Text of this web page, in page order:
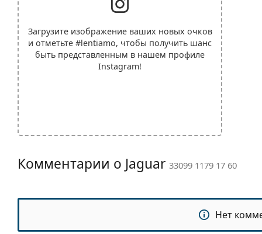
Загрузите изображение ваших новых очков
и отметьте #lentiamo, чтобы получить шанс
быть представленным в нашем профиле
Instagram!
Комментарии о Jaguar 33099 1179 17 60
Нет